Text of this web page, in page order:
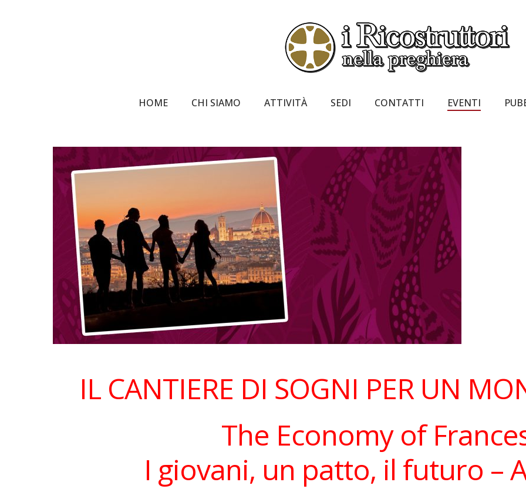
Hit enter to search or ESC to close
HOME CHI SIAMO ATTIVITÀ SEDI CONTATTI EVENTI
IL CANTIERE DI SOGNI PER UN
The Economy of
I giovani, un patto, il futuro –